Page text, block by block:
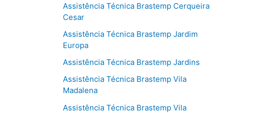
Assistência Técnica Brastemp Cerqueira
Cesar
Assistência Técnica Brastemp Jardim
Europa
Assistência Técnica Brastemp Jardins
Assistência Técnica Brastemp Vila
Madalena
Assistência Técnica Brastemp Vila